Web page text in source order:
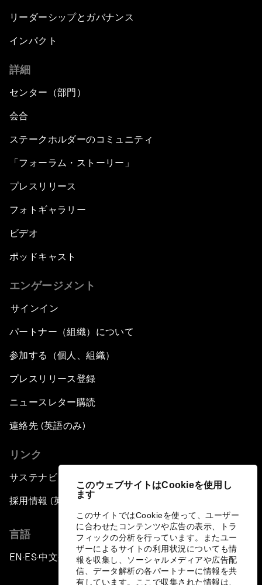
このウェブサイトはCookieを使用し
ます
このサイトではCookieを使って、ユーザー
に合わせたコンテンツや広告の表示、トラ
フィックの分析を行っています。またユー
ザーによるサイトの利用状況についても情
報を収集し、ソーシャルメディアや広告配
信、データ解析の各パートナーに情報を共
有しています。ここで収集された情報は、
リーダーシップとガバナンス
インパクト
詳細
センター（部門）
会合
ステークホルダーのコミュニティ
「フォーラム・ストーリー」
プレスリリース
フォトギャラリー
ビデオ
ポッドキャスト
エンゲージメント
サインイン
パートナー（組織）について
参加する（個人、組織）
プレスリリース登録
ニュースレター購読
連絡先 (英語のみ)
リンク
サステナビリティへの取り組み
採用情報 (英語のみ)
言語
EN ▪ES▪中文▪ 日本語